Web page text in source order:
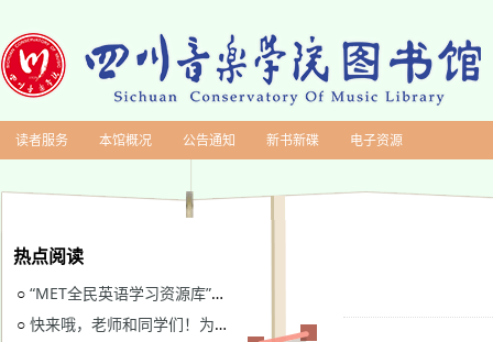
读者服务 本馆概况 公告通知 新书新碟 电子资源
热点阅读
○ “MET全民英语学习资源库”继续开通试用
○ 快来哦，老师和同学们！为川音图书馆“十四五”规划建言献策